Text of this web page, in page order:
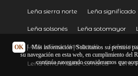
Leña sierra norte Leña significado
Leña solsonés Leña sotomayor
Leña tallada dempordà Leña
Leña terra melide comarca Leña
OK | Más información| Solicitamos su permiso
su navegación en esta web, en cumplimiento del
continúa navegando consideramos que